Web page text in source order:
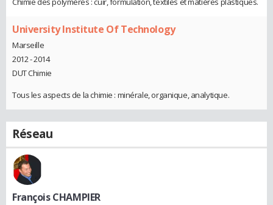
University Institute Of Technology
Marseille
2012 - 2014
DUT Chimie
Tous les aspects de la chimie : minérale, organique, analytique.
Réseau
François CHAMPIER